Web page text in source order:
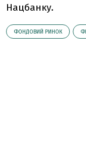
Нацбанку.
ФОНДОВИЙ РИНОК